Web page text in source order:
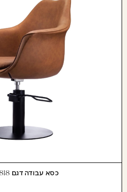
כסא עבודה דגם 2818 קאמל NG-DUPLICATE